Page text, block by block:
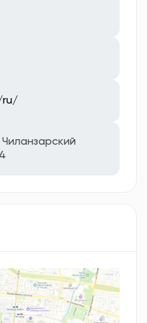
ru/
Чиланзарский